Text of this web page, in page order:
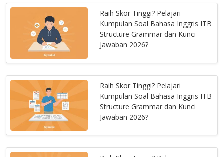
Raih Skor Tinggi? Pelajari
Kumpulan Soal Bahasa Inggris ITB
Structure Grammar dan Kunci
Jawaban 2026?
Raih Skor Tinggi? Pelajari
Kumpulan Soal Bahasa Inggris ITB
Structure Grammar dan Kunci
Jawaban 2026?